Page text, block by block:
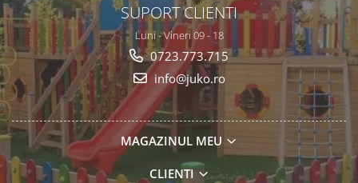
SUPORT CLIENTI
Luni - Vineri 09 - 18
0723.773.715
info@juko.ro
MAGAZINUL MEU
CLIENTI